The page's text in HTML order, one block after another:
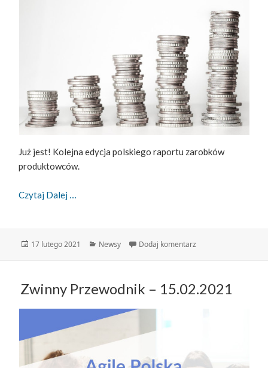
Już jest! Kolejna edycja polskiego raportu zarobków
produktowców.
Czytaj Dalej
Data
17 lutego 2021 Kategorie
Newsy Dodaj komentarz
Zwinny Przewodnik – 15.02.2021